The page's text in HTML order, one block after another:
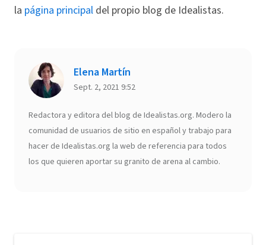
la página principal del propio blog de Idealistas.
Elena Martín
Sept. 2, 2021 9:52
Redactora y editora del blog de Idealistas.org. Modero la
comunidad de usuarios de sitio en español y trabajo para
hacer de Idealistas.org la web de referencia para todos
los que quieren aportar su granito de arena al cambio.